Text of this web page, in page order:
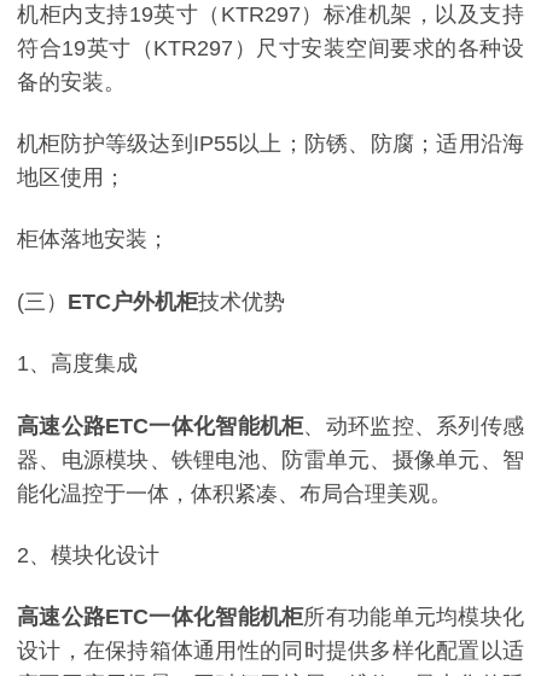
机柜内支持19英寸（KTR297）标准机架，以及支持
符合19英寸（KTR297）尺寸安装空间要求的各种设
备的安装。
机柜防护等级达到IP55以上；防锈、防腐；适用沿海
地区使用；
柜体落地安装；
(三） ETC户外机柜技术优势
1、高度集成
高速公路ETC一体化智能机柜、动环监控、系列传感
器、电源模块、铁锂电池、防雷单元、摄像单元、智
能化温控于一体，体积紧凑、布局合理美观。
2、模块化设计
高速公路ETC一体化智能机柜所有功能单元均模块化
设计，在保持箱体通用性的同时提供多样化配置以适